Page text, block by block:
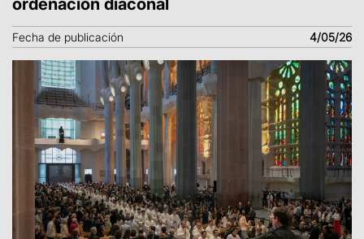
ordenación diaconal
Fecha de publicación 4/05/26